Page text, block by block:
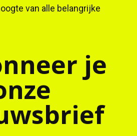
van alle belangrijke
je